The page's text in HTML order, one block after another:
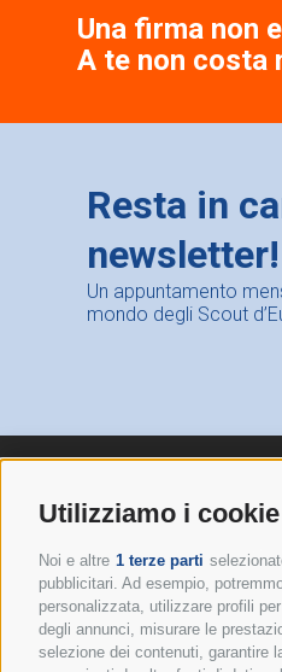
Utilizziamo i
Noi e altre 1 terze parti
pubblicitari. Ad esempio,
personalizzata, utilizzare profili
degli annunci, misurare le
selezione dei contenuti, garantire
Una firma non
A te non costa
Resta in
newsletter!
Un appuntamento
mondo degli Scout